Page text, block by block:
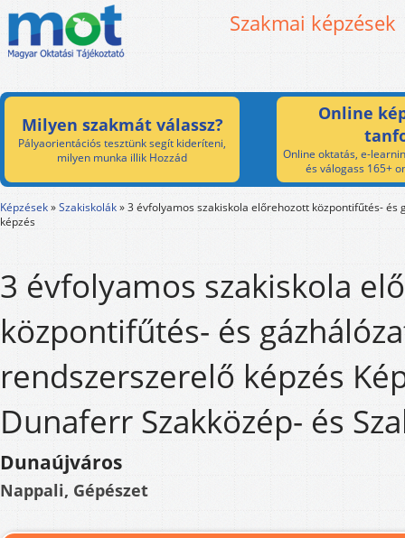
Szakmai képzések
Milyen szakmát válassz?
Pályaorientációs tesztünk segít kideríteni,
milyen munka illik Hozzád
Online
Online oktatás, e-
és válogass 165+
Képzések»Szakiskolák»3 évfolyamos szakiskola előrehozott központifűtés- és
képzés
3 évfolyamos szakiskola
központifűtés- és
rendszerszerelő képzés
Dunaferr Szakközép- és
Dunaújváros
Nappali, Gépészet